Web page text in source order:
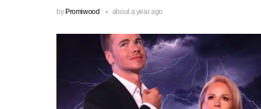
by Promiwood about a year ago